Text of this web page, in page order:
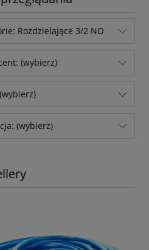
Rozdzielające 3/2 NO
(wybierz)
(wybierz)